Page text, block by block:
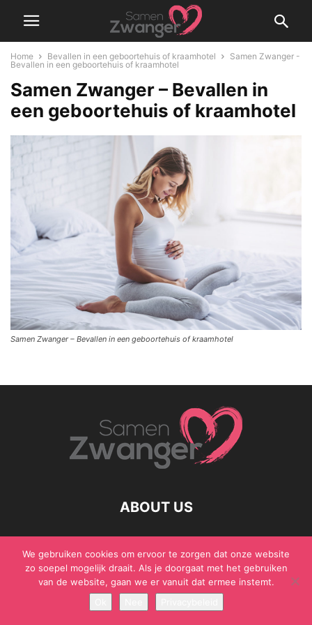
Home Bevallen in een geboortehuis of kraamhotel
Samen Zwanger -
Bevallen in een geboortehuis of kraamhotel
Samen Zwanger – Bevallen in
een geboortehuis of kraamhotel
Samen Zwanger – Bevallen in een geboortehuis of kraamhotel
ABOUT US
© Samen Zwanger - Copyright - Gericht Media 2017 - 2021
We gebruiken cookies om ervoor te zorgen dat onze website
zo soepel mogelijk draait. Als je doorgaat met het gebruiken
van de website, gaan we er vanuit dat ermee instemt.